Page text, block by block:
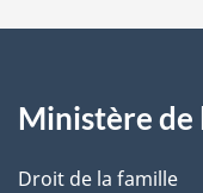
a
e
Ministère de
Droit de la famille